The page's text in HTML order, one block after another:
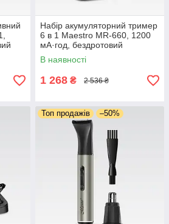
Набір акумуляторний тример
6 в 1 Maestro MR-660, 1200
мА·год, бездротовий
портативний тример, для
стриження волосся вусів
В наявності
1 268 ₴ 2 536 ₴
Топ продажів –50%